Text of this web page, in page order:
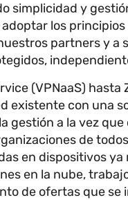
simplicidad y
los
partners y a
(VPNaaS)
existente con una
gestión a la vez
de
en dispositivos
en la nube,
de ofertas que se